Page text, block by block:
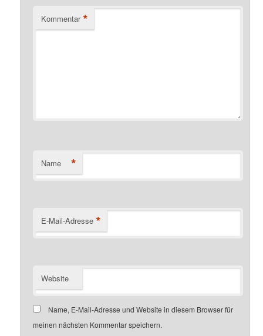
Kommentar *
Name *
E-Mail-Adresse *
Website
Name, E-Mail-Adresse und Website in diesem Browser für
meinen nächsten Kommentar speichern.